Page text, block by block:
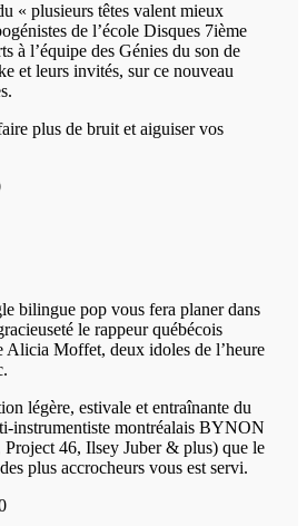
« plusieurs têtes valent mieux
de l’école Disques 7ième
à l’équipe des Génies du son de
et leurs invités, sur ce nouveau
plus de bruit et aiguiser vos
bilingue pop vous fera planer dans
le rappeur québécois
Alicia Moffet, deux idoles de l’heure
légère, estivale et entraînante du
instrumentiste montréalais BYNON
Project 46, Ilsey Juber & plus) que le
plus accrocheurs vous est servi.